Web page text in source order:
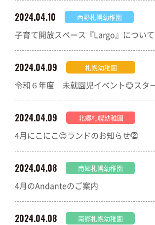
2024.04.10 西野札幌幼稚園
子育て開放スペース『Largo』について
2024.04.09 札幌幼稚園
令和６年度 未就園児イベント😊スタ
2024.04.09 北郷札幌幼稚園
4月にこにこ😊ランドのお知らせ⓶
2024.04.08 南郷札幌幼稚園
4月のAndanteのご案内
2024.04.08 南郷札幌幼稚園